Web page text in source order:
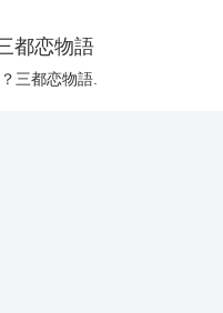
都恋物語
三都恋物語.